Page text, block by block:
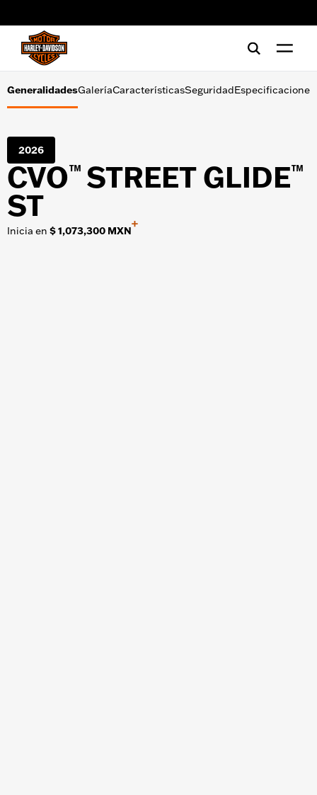
Características
HERRAMIENTAS DE COMPRA
Ofertas
GeneralidadesGaleríaCaracterísticasSeguridadEspecificaciones
2026
CVO™ STREET GLIDE™
ST
Inicia en $ 1,073,300 MXN
+